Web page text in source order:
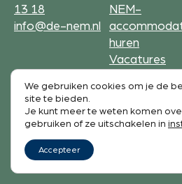
13 18
info@de-nem.nl
NEM-
huren
Vacatures
Formulieren op deze website zijn
reCAPTCHA.
De Google Privacy Policyen
van toepassing.
We gebruiken cookies om je de
site te bieden.
Je kunt meer te weten komen
gebruiken of ze uitschakelen in
Accepteer